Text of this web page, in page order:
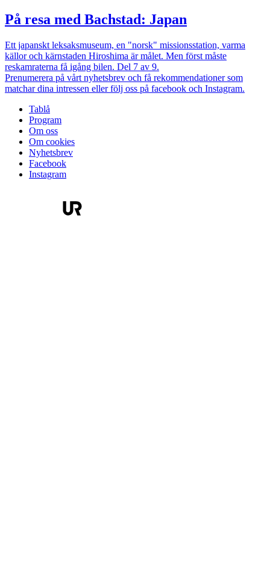
På resa med Bachstad: Japan
Ett japanskt leksaksmuseum, en "norsk" missionsstation, varma
källor och kärnstaden Hiroshima är målet. Men först måste
reskamraterna få igång bilen. Del 7 av 9.
Prenumerera på vårt nyhetsbrev och få rekommendationer som
matchar dina intressen eller följ oss på facebook och Instagram.
Tablå
Program
Om oss
Om cookies
Nyhetsbrev
Facebook
Instagram